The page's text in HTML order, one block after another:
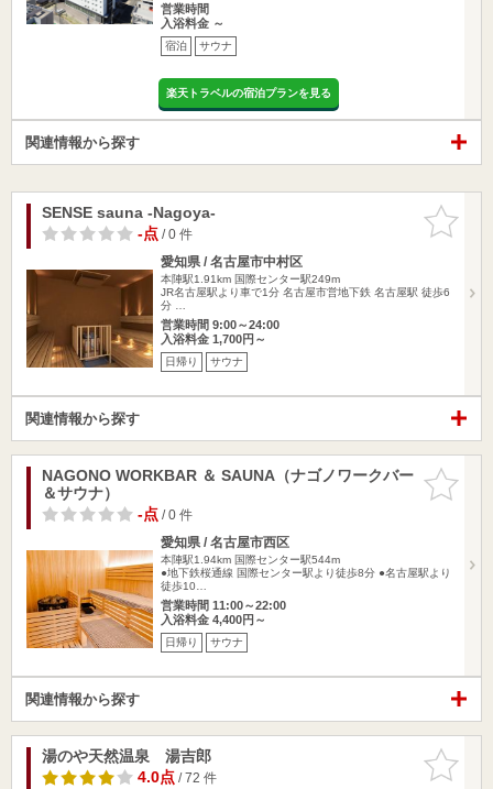
営業時間
入浴料金 ～
宿泊 サウナ
楽天トラベルの宿泊プランを見る
関連情報から探す
お気に入
りに追加
SENSE sauna -Nagoya-
-点/ 0 件
愛知県 / 名古屋市中村区
本陣駅1.91km 国際センター駅249m
JR名古屋駅より車で1分 名古屋市営地下鉄 名古屋駅 徒歩6
分 …
営業時間 9:00～24:00
入浴料金 1,700円～
日帰り サウナ
関連情報から探す
お気に入
りに追加
NAGONO WORKBAR ＆ SAUNA（ナゴノワークバー
＆サウナ）
-点/ 0 件
愛知県 / 名古屋市西区
本陣駅1.94km 国際センター駅544m
●地下鉄桜通線 国際センター駅より徒歩8分 ●名古屋駅より
徒歩10…
営業時間 11:00～22:00
入浴料金 4,400円～
日帰り サウナ
関連情報から探す
お気に入
りに追加
湯のや天然温泉 湯吉郎
4.0点/ 72 件